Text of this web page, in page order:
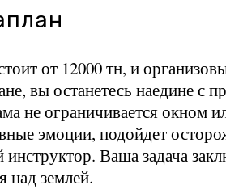
от 12000 тн, и
вы останетесь наедине с
не ограничивается окном
эмоции, подойдет
Ваша задача
над землей.